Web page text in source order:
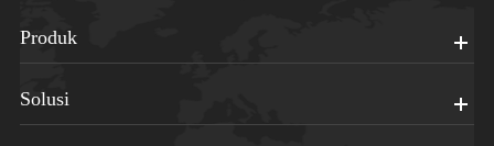
Produk
Solusi